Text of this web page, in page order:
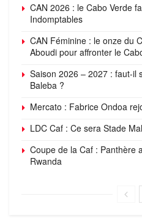
CAN 2026 : le Cabo Verde
Indomptables
CAN Féminine : le onze du
Aboudi pour affronter le
Saison 2026 – 2027 : faut-il
Baleba ?
Mercato : Fabrice Ondoa
LDC Caf : Ce sera Stade
Coupe de la Caf : Panthère
Rwanda